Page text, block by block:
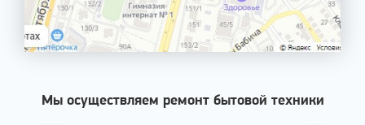
Мы осуществляем ремонт бытовой техники